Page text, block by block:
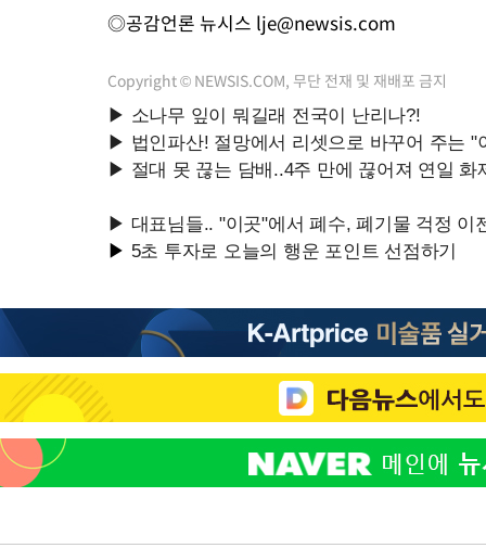
◎공감언론 뉴시스 lje@newsis.com
Copyright © NEWSIS.COM, 무단 전재 및 재배포 금지